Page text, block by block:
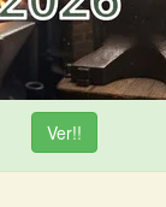
Ver!!